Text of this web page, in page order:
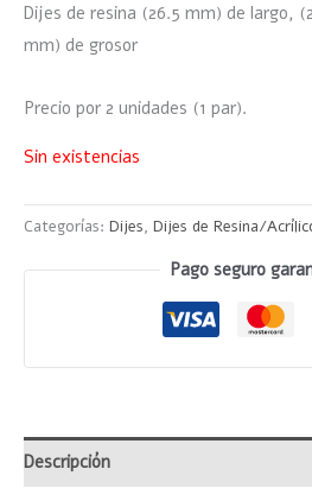
Dijes de resina (26.5 mm) de largo,
mm) de grosor
Precio por 2 unidades (1 par).
Sin existencias
Categorías: Dijes, Dijes de Resina/
Pago seguro
Descripción